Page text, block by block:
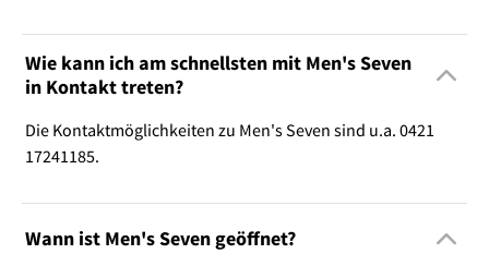
Wie kann ich am schnellsten mit Men's Seven
in Kontakt treten?
Die Kontaktmöglichkeiten zu Men's Seven sind u.a. 0421
17241185.
Wann ist Men's Seven geöffnet?